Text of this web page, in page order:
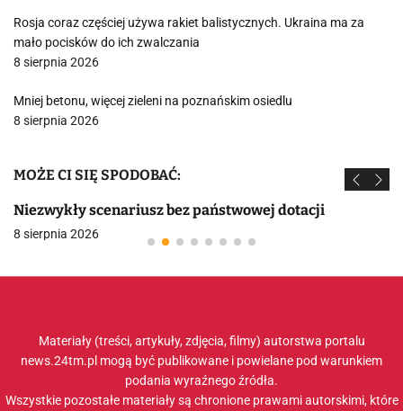
Rosja coraz częściej używa rakiet balistycznych. Ukraina ma za
mało pocisków do ich zwalczania
8 sierpnia 2026
Mniej betonu, więcej zieleni na poznańskim osiedlu
8 sierpnia 2026
MOŻE CI SIĘ SPODOBAĆ:
Niezwykły scenariusz bez państwowej dotacji
8 sierpnia 2026
Materiały (treści, artykuły, zdjęcia, filmy) autorstwa portalu
news.24tm.pl mogą być publikowane i powielane pod warunkiem
podania wyraźnego źródła.
Wszystkie pozostałe materiały są chronione prawami autorskimi, które